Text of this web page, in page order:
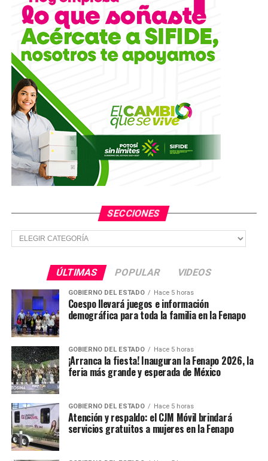
SECCIONES
Secciones
ÚLTIMAS POPULAR VIDEOS
GOBIERNO DEL ESTADO Hace 5 horas
Coespo llevará juegos e información
demográfica para toda la familia en la Fenapo
GOBIERNO DEL ESTADO Hace 5 horas
¡Arranca la fiesta! Inauguran la Fenapo 2026, la
feria más grande y esperada de México
GOBIERNO DEL ESTADO Hace 5 horas
Atención y respaldo: el CJM Móvil brindará
servicios gratuitos a mujeres en la Fenapo